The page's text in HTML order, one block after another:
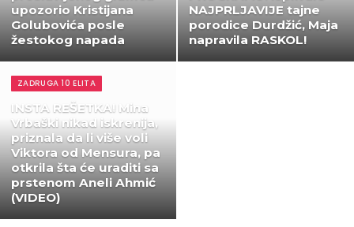
upozorio Kristijana
Golubovića posle
žestokog napada
NAJPRLJAVIJE tajne
porodice Durdžić, Maja
napravila RASKOL!
ZADRUGA 10 ELITA
INSTA REŠETKA! Mina
Vrbaški nikad iskrenija,
priznala da li više voli
Viktora od Mensura, pa
otkrila šta će uraditi sa
prstenom Aneli Ahmić
(VIDEO)